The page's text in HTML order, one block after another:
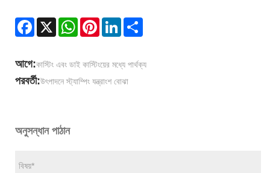
Facebook
X WhatsAppPinterestLinkedIn
আগে:কাস্টিং এবং ডাই কাস্টিংয়ের মধ্যে পার্থক্য
পরবর্তী:উৎপাদনে স্ট্যাম্পিং যন্ত্রাংশ বোঝা
অনুসন্ধান পাঠান